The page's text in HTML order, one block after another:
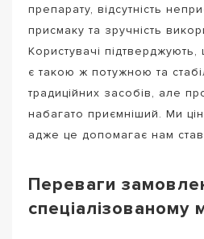
препарату, відсутність
присмаку та зручність
Користувачі
є такою ж потужною та
традиційних засобів, але
набагато приємніший. Ми
адже це допомагає нам
Переваги
спеціалізованому